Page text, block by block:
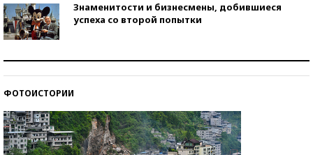
Знаменитости и бизнесмены, добившиеся
успеха со второй попытки
ФОТОИСТОРИИ